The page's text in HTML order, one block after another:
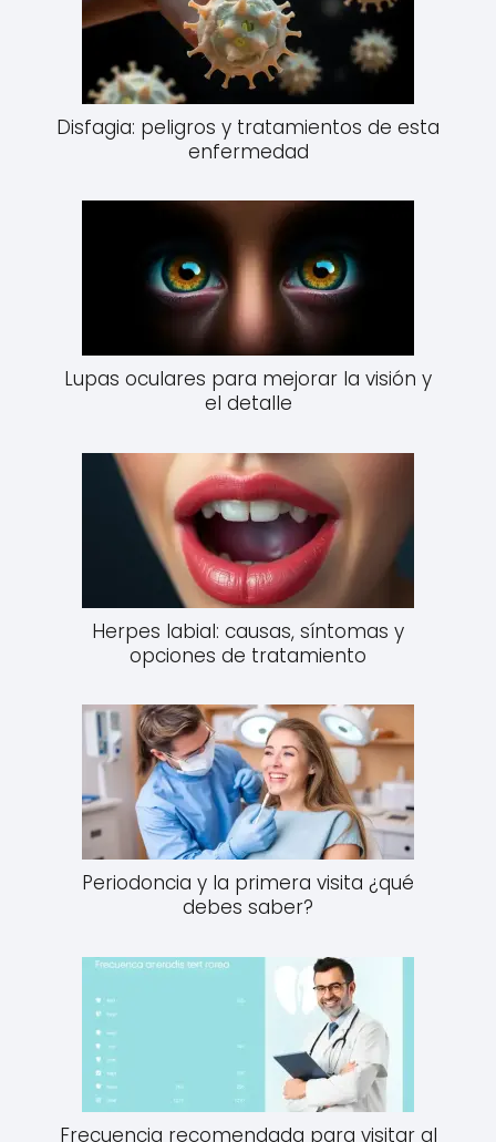
Disfagia: peligros y tratamientos de esta
enfermedad
Lupas oculares para mejorar la visión y
el detalle
Herpes labial: causas, síntomas y
opciones de tratamiento
Periodoncia y la primera visita ¿qué
debes saber?
Frecuencia recomendada para visitar al